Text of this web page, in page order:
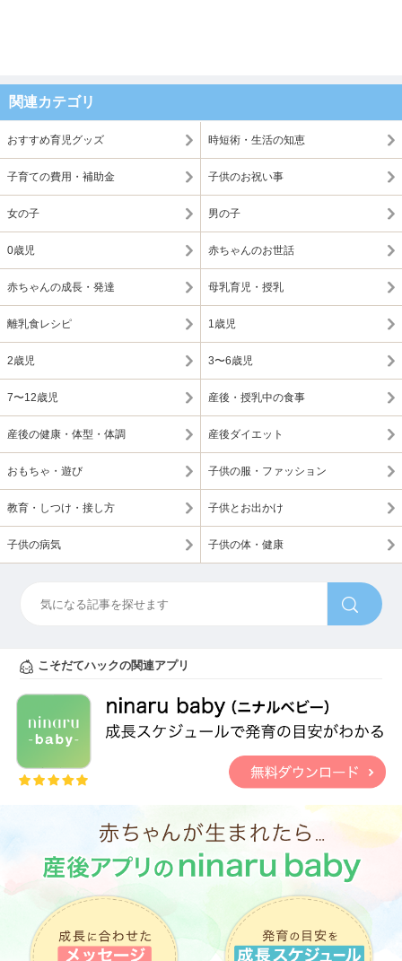
関連カテゴリ
おすすめ育児グッズ 時短術・生活の知恵
子育ての費用・補助金 子供のお祝い事
女の子 男の子
0歳児 赤ちゃんのお世話
赤ちゃんの成長・発達 母乳育児・授乳
離乳食レシピ 1歳児
2歳児 3〜6歳児
7〜12歳児 産後・授乳中の食事
産後の健康・体型・体調 産後ダイエット
おもちゃ・遊び 子供の服・ファッション
教育・しつけ・接し方 子供とお出かけ
子供の病気 子供の体・健康
こそだてハックの関連アプリ